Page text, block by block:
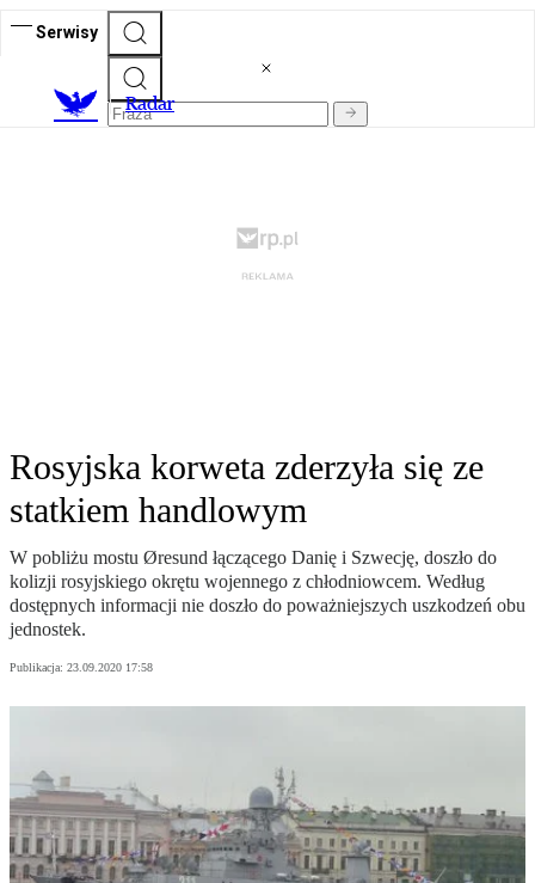
Serwisy
Radar
Rosyjska korweta zderzyła się ze
statkiem handlowym
W pobliżu mostu Øresund łączącego Danię i Szwecję, doszło do
kolizji rosyjskiego okrętu wojennego z chłodniowcem. Według
dostępnych informacji nie doszło do poważniejszych uszkodzeń obu
jednostek.
Publikacja: 23.09.2020 17:58